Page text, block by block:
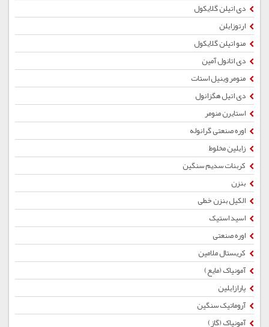
دی اتیلن گلایکول
ارتوزایلن
منو اتیلن گلایکول
دی اتانول آمین
منومر وینیل استات
دی اتیل هگزانول
استایرن منومر
اوره صنعتی گرانوله
زایلین مخلوط
کربنات سدیم سنگین
بنزن
الکیل بنزن خطی
اسید استیک
اوره صنعتی
کریستال ملامین
آمونیاک (مایع)
پارازایلین
آروماتیک سنگین
آمونیاک (گاز)